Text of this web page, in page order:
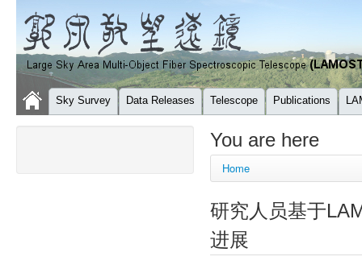
Sky Survey Data Releases Telescope Publications
You are here
Home
研究人员基于
进展